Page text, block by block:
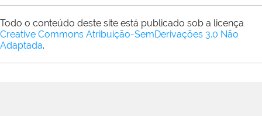
Todo o conteúdo deste site está publicado sob a licença
Creative Commons Atribuição-SemDerivações 3.0 Não
Adaptada.